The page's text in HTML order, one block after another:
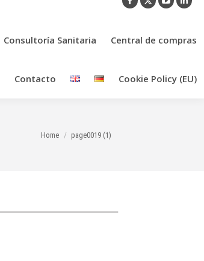
Facebook
opens
window
X
opens
window
opens
window
Consultoría Sanitaria Central de compras
Contacto Cookie Policy (EU)
You are here:
Home page0019 (1)